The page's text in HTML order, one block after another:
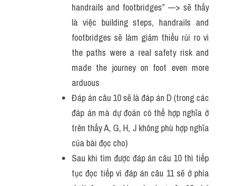
handrails and footbridges” —> sẽ thấy
là việc building steps, handrails and
footbridges sẽ làm giảm thiểu rủi ro vì
the paths were a real safety risk and
made the journey on foot even more
arduous
Đáp án câu 10 sẽ là đáp án D (trong các
đáp án mà dự đoán có thể hợp nghĩa ở
trên thấy A, G, H, J không phù hợp nghĩa
của bài đọc cho)
Sau khi tìm được đáp án câu 10 thì tiếp
tục đọc tiếp vì đáp án câu 11 sẽ ở phía